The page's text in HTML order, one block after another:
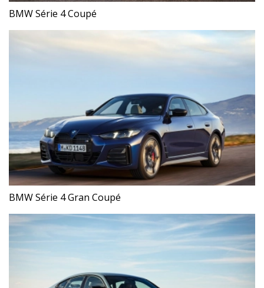
BMW Série 4 Coupé
BMW Série 4 Gran Coupé